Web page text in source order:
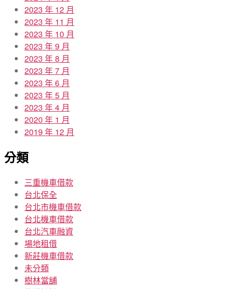
2023 年 12 月
2023 年 11 月
2023 年 10 月
2023 年 9 月
2023 年 8 月
2023 年 7 月
2023 年 6 月
2023 年 5 月
2023 年 4 月
2020 年 1 月
2019 年 12 月
分類
三重機車借款
台北保全
台北市機車借款
台北機車借款
台北汽車融資
場地租借
新莊機車借款
未分類
樹林當舖